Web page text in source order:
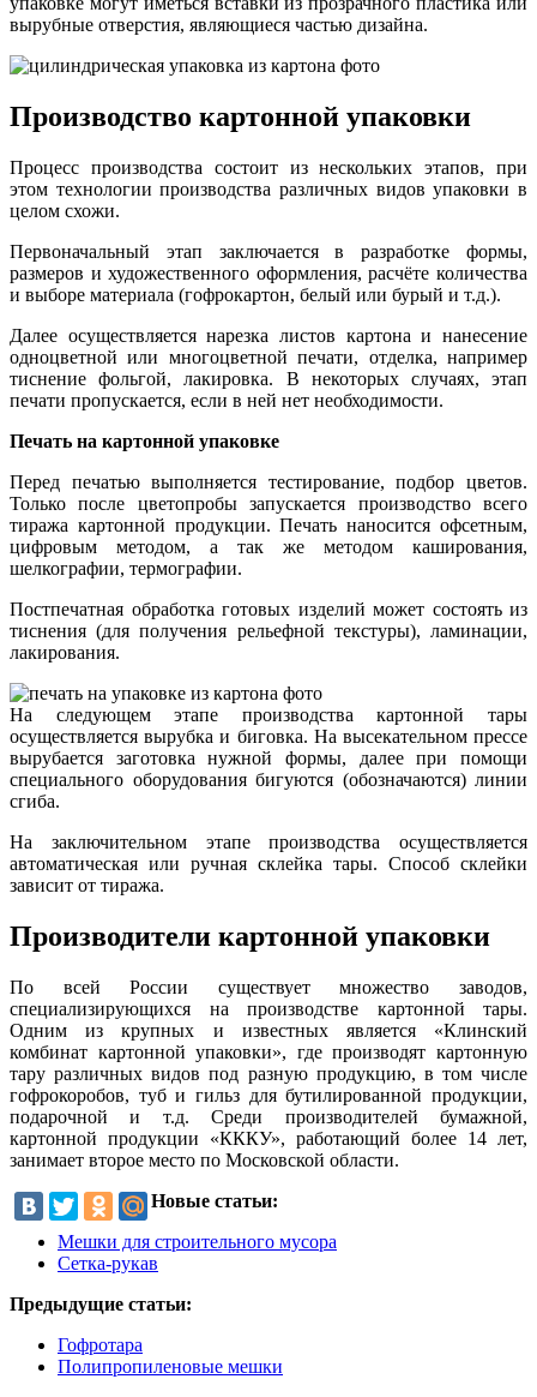
вырубные отверстия, являющиеся частью дизайна.
Производство картонной упаковки
Процесс производства состоит из нескольких этапов, при
этом технологии производства различных видов упаковки в
целом схожи.
Первоначальный этап заключается в разработке формы,
размеров и художественного оформления, расчёте количества
и выборе материала (гофрокартон, белый или бурый и т.д.).
Далее осуществляется нарезка листов картона и нанесение
одноцветной или многоцветной печати, отделка, например
тиснение фольгой, лакировка. В некоторых случаях, этап
печати пропускается, если в ней нет необходимости.
Печать на картонной упаковке
Перед печатью выполняется тестирование, подбор цветов.
Только после цветопробы запускается производство всего
тиража картонной продукции. Печать наносится офсетным,
цифровым методом, а так же методом каширования,
шелкографии, термографии.
Постпечатная обработка готовых изделий может состоять из
тиснения (для получения рельефной текстуры), ламинации,
лакирования.
На следующем этапе производства картонной тары
осуществляется вырубка и биговка. На высекательном прессе
вырубается заготовка нужной формы, далее при помощи
специального оборудования бигуются (обозначаются) линии
сгиба.
На заключительном этапе производства осуществляется
автоматическая или ручная склейка тары. Способ склейки
зависит от тиража.
Производители картонной упаковки
По всей России существует множество заводов,
специализирующихся на производстве картонной тары.
Одним из крупных и известных является «Клинский
комбинат картонной упаковки», где производят картонную
тару различных видов под разную продукцию, в том числе
гофрокоробов, туб и гильз для бутилированной продукции,
подарочной и т.д. Среди производителей бумажной,
картонной продукции «КККУ», работающий более 14 лет,
занимает второе место по Московской области.
Новые статьи:
Мешки для строительного мусора
Сетка-рукав
Предыдущие статьи:
Гофротара
Полипропиленовые мешки